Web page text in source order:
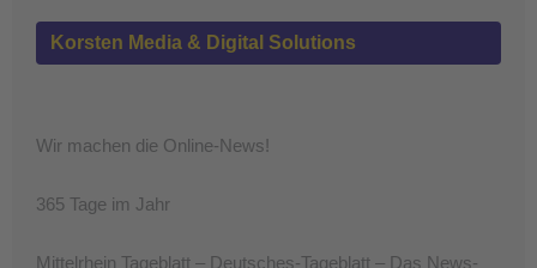
Korsten Media & Digital Solutions
Wir machen die Online-News!
365 Tage im Jahr
Mittelrhein Tageblatt – Deutsches-Tageblatt – Das News-